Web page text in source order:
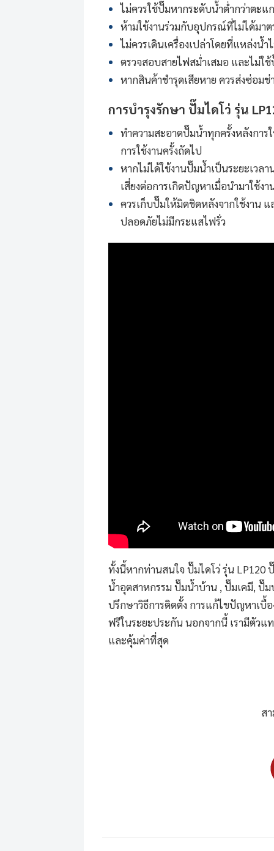
ไม่ควรใช้ปั๊มหากระดับน้ำต่ำกว่าตะแก
ห้ามใช้งานร่วมกับอุปกรณ์ที่ไม่ได้มาต
ไม่ควรเดินเครื่องเปล่าโดยที่แหล่งน้
ตรวจสอบสายไฟสม่ำเสมอ และไม่ใ
หากสินค้าชำรุดเสียหาย ควรส่งซ่อมช่
การบำรุงรักษา ปั๊มไดโว่ รุ่น
ทำความสะอาดปั๊มน้ำทุกครั้งหลังกา
การใช้งานครั้งถัดไป
หากไม่ได้ใช้งานปั๊มน้ำเป็นระยะเวล
เสี่ยงต่อการเกิดปัญหาเมื่อนำมาใช้งา
ควรเก็บปั๊มให้มิดชิดหลังจากใช้งาน
ปลอดภัยไม่มีกระแสไฟรั่ว
ทั้งนี้หากท่านสนใจ ปั๊มไดโว่รุ่น LP120
น้ำอุตสาหกรรม ปั๊มน้ำบ้าน , ปั๊มเคมี, ปั๊ม
ปรึกษาวิธีการติดตั้ง การแก้ไขปัญหาเบื้
ฟรีในระยะประกัน นอกจากนี้ เรามีตัวแ
และคุ้มค่าที่สุด
ส